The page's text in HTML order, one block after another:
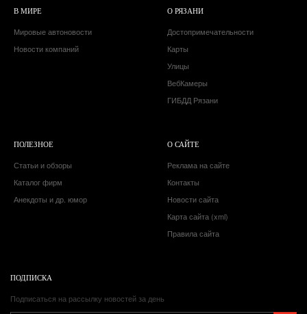
В МИРЕ
Мировые автоновости
Новости компаний
О РЯЗАНИ
Достопримечательности
Карты
Улицы
ВебКамеры
ГИБДД Рязани
ПОЛЕЗНОЕ
Статьи и обзоры
Каталог фирм
Анекдоты и др. юмор
О САЙТЕ
Реклама на сайте
Контакты
Новости сайта
Карта сайта (xml)
Правила сайта
ПОДПИСКА
Подписаться на рассылку новостей за день